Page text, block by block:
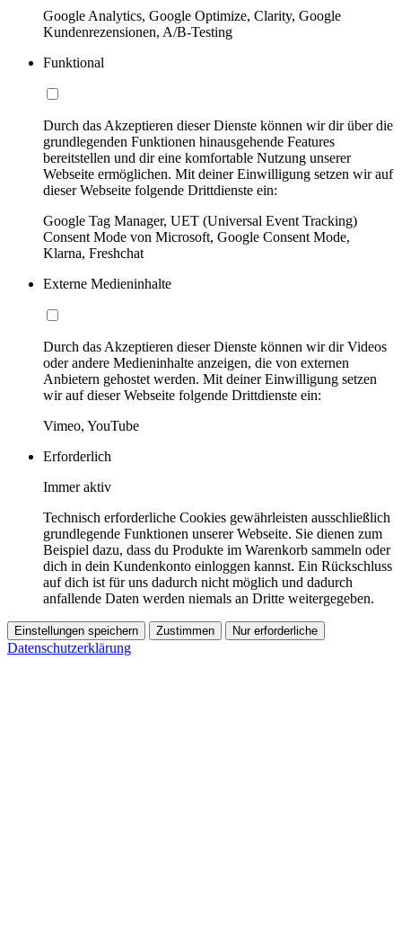
Google Analytics, Google Optimize, Clarity, Google
Kundenrezensionen, A/B-Testing
Funktional
Durch das Akzeptieren dieser Dienste können wir dir über die
grundlegenden Funktionen hinausgehende Features
bereitstellen und dir eine komfortable Nutzung unserer
Webseite ermöglichen. Mit deiner Einwilligung setzen wir auf
dieser Webseite folgende Drittdienste ein:
Google Tag Manager, UET (Universal Event Tracking)
Consent Mode von Microsoft, Google Consent Mode,
Klarna, Freshchat
Externe Medieninhalte
Durch das Akzeptieren dieser Dienste können wir dir Videos
oder andere Medieninhalte anzeigen, die von externen
Anbietern gehostet werden. Mit deiner Einwilligung setzen
wir auf dieser Webseite folgende Drittdienste ein:
Vimeo, YouTube
Erforderlich
Immer aktiv
Technisch erforderliche Cookies gewährleisten ausschließlich
grundlegende Funktionen unserer Webseite. Sie dienen zum
Beispiel dazu, dass du Produkte im Warenkorb sammeln oder
dich in dein Kundenkonto einloggen kannst. Ein Rückschluss
auf dich ist für uns dadurch nicht möglich und dadurch
anfallende Daten werden niemals an Dritte weitergegeben.
Einstellungen speichern Zustimmen Nur erforderliche
Datenschutzerklärung